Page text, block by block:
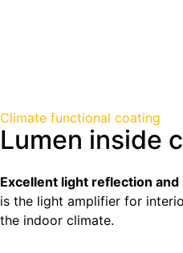
Climate functional coating
Lumen inside
Excellent light reflection
is the light amplifier for
the indoor climate.